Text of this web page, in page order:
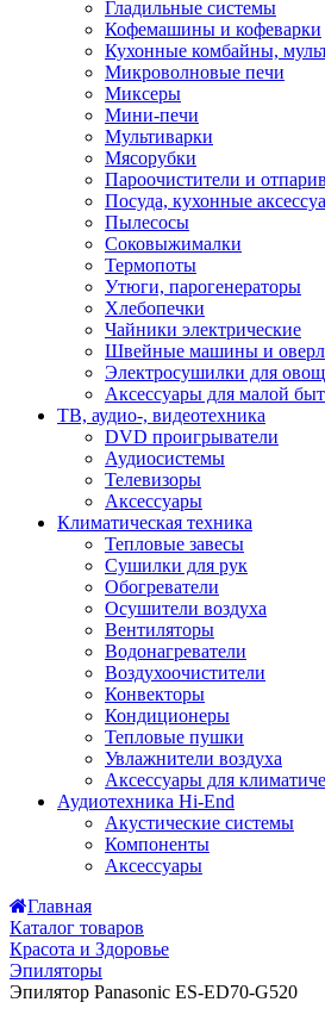
Гладильные системы
Кофемашины и кофеварки
Кухонные комбайны,
Микроволновые печи
Миксеры
Мини-печи
Мультиварки
Мясорубки
Пароочистители и
Посуда, кухонные
Пылесосы
Соковыжималки
Термопоты
Утюги, парогенераторы
Хлебопечки
Чайники электрические
Швейные машины и
Электросушилки для
Аксессуары для малой
ТВ, аудио-, видеотехника
DVD проигрыватели
Аудиосистемы
Телевизоры
Аксессуары
Климатическая техника
Тепловые завесы
Сушилки для рук
Обогреватели
Осушители воздуха
Вентиляторы
Водонагреватели
Воздухоочистители
Конвекторы
Кондиционеры
Тепловые пушки
Увлажнители воздуха
Аксессуары для
Аудиотехника Hi-End
Акустические системы
Компоненты
Аксессуары
Главная
Каталог товаров
Красота и Здоровье
Эпиляторы
Эпилятор Panasonic ES-ED70-G520